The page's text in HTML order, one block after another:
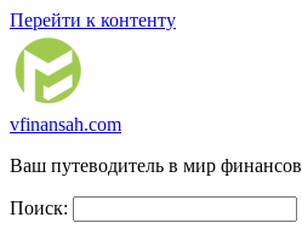
Перейти к контенту
vfinansah.com
Ваш путеводитель в мир финансов
Поиск: